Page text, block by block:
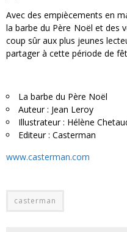
Avec des empiècements en
la barbe du Père Noël et des
coup sûr aux plus jeunes
partager à cette période de
La barbe du Père Noël
Auteur : Jean Leroy
Illustrateur : Hélène
Editeur : Casterman
www.casterman.com
casterman